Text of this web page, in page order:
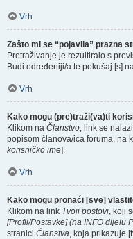
Vrh
Zašto mi se “pojavila” prazna
Pretraživanje je rezultiralo s
Budi određeniji/a te pokušaj [s]
Vrh
Kako mogu (pre)traži(va)ti
Klikom na Članstvo, link se
popisom članova/ica foruma, na
korisničko ime].
Vrh
Kako mogu pronaći [sve]
Klikom na link Tvoji postovi, koji
[Profil/Postavke] (na INFO dijelu
stranici Članstva, koja prikazuje